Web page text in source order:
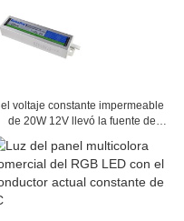
el voltaje constante impermeable
de 20W 12V llevó la fuente de
para el módulo llevado con SAA